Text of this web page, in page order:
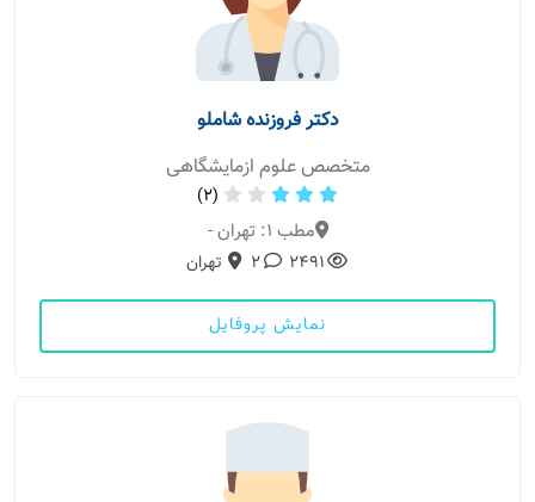
دکتر فروزنده شاملو
متخصص علوم ازمایشگاهی
(2)
مطب 1: تهران -
2491
2 تهران
نمایش پروفایل